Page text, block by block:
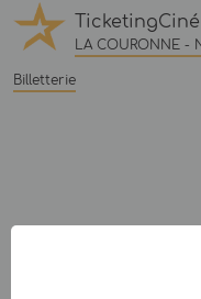
TicketingCiné
LA COURONNE -
Billetterie